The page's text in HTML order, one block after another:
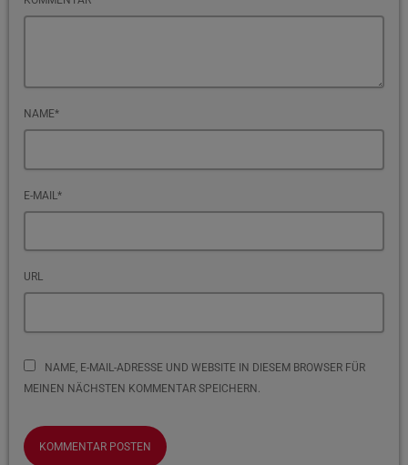
NAME*
E-MAIL*
URL
NAME, E-MAIL-ADRESSE UND WEBSITE IN DIESEM BROWSER FÜR
MEINEN NÄCHSTEN KOMMENTAR SPEICHERN.